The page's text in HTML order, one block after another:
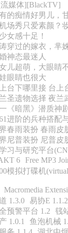
媒体][BlackTV]
的痴情好男儿，
场秀只爱素颜？
女感十足！
穿过的嫁衣，芈
神态最迷人
儿超萌，大眼睛
眼睛也很大
台下哪里接 台上
圣遗物选择 夜兰
《暗黑》潜质神
进阶的兵种搭配
春雨装扮 春雨皮
尼普装扮 尼普皮
习与研究平台
6
Free MP3
模拟打碟机
Macromedia
1.3.0
易协E 1.1.2
预警平台 1.2
篯
1.0.1
鱼泡机械